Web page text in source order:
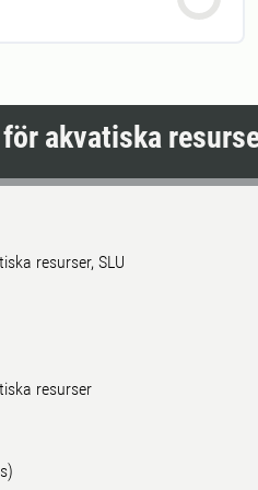
akvatiska
resurser, SLU
resurser